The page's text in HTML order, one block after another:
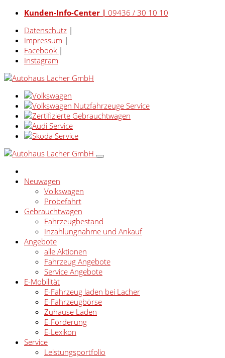
Kunden-Info-Center | 09436 / 30 10 10
Datenschutz |
Impressum |
Facebook |
Instagram
Neuwagen
Volkswagen
Probefahrt
Gebrauchtwagen
Fahrzeugbestand
Inzahlungnahme und Ankauf
Angebote
alle Aktionen
Fahrzeug Angebote
Service Angebote
E-Mobilität
E-Fahrzeug laden bei Lacher
E-Fahrzeugbörse
Zuhause Laden
E-Förderung
E-Lexikon
Service
Leistungsportfolio